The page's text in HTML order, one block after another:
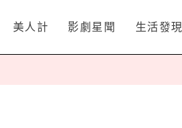
美人計 影劇星聞 生活發現